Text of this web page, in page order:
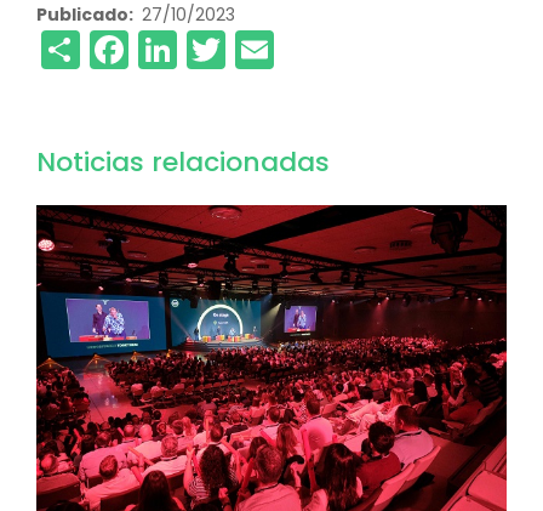
Publicado 27/10/2023
ShareFacebook
LinkedIn
Twitter
Noticias relacionadas